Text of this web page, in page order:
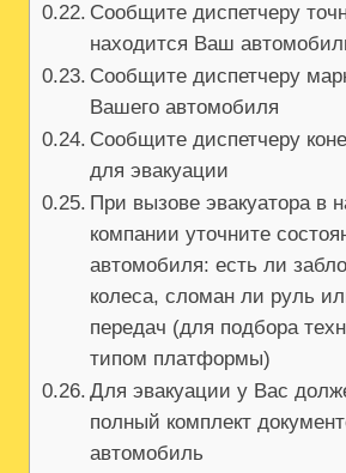
Сообщите диспетчеру
находится Ваш
Сообщите диспетчеру
Вашего автомобиля
Сообщите диспетчеру
для эвакуации
При вызове эвакуатора в
компании уточните
автомобиля: есть ли
колеса, сломан ли руль
передач (для подбора
типом платформы)
Для эвакуации у Вас
полный комплект
автомобиль